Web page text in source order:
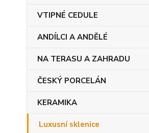
VTIPNÉ CEDULE
ANDÍLCI A ANDĚLÉ
NA TERASU A ZAHRADU
ČESKÝ PORCELÁN
KERAMIKA
Luxusní sklenice